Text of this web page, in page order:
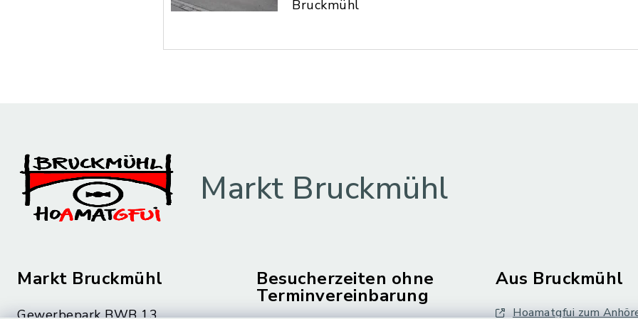
Bruckmühl
Markt Bruckmühl
Markt Bruckmühl
Gewerbepark BWB 13
Besucherzeiten ohne
Terminvereinbarung
Aus Bruckmühl
Hoamatgfui zum